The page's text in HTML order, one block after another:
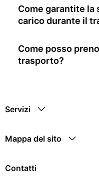
Come garantite la
carico durante il
Come posso
trasporto?
Servizi
Mappa del sito
Contatti